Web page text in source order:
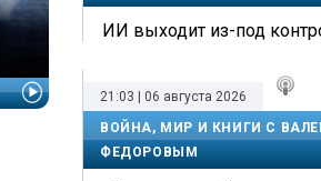
ИИ выходит из-под
21:03 | 06 августа 2026
ВОЙНА, МИР И КНИГИ С
ФЕДОРОВЫМ